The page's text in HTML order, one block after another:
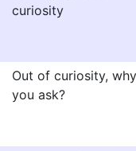
curiosity
Out of curiosity,
you ask?